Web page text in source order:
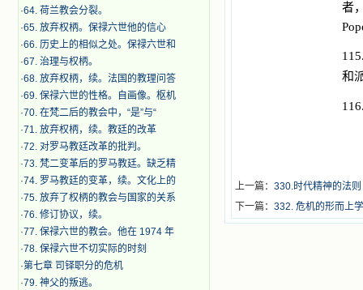
·64. 荷兰教会分裂。
·65. 放弃权柄。保禄六世他的信心
·66. 历史上的相似之处。保禄六世和
·67. 治理与权柄。
·68. 放弃权柄，续。法国的教理问答
·69. 保禄六世的性格。自画像。枢机
·70. 在梵二后的教会中，“是”与“
·71. 放弃权柄，续。教廷的改革
·72. 对罗马教廷改革的批判。
·73. 梵二变革后的罗马教廷。缺乏精
·74. 罗马教廷的变革，续。文化上的
·75. 放弃了权柄的教会与国家的关系
·76. 修订协议，续。
·77. 保禄六世的教会。他在 1974 年
·78. 保禄六世不切实际的时刻
·第七章 司铎职分的危机
·79. 神父的叛逃。
者
和
上一篇： 330.时代精神的法
下一篇： 332. 危机的形而上